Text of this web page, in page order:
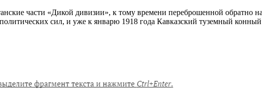
части «Дикой дивизии», к тому времени переброшенной обратно
сил, и уже к январю 1918 года Кавказский туземный